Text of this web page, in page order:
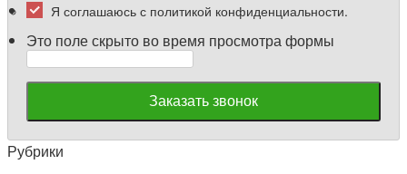
Я соглашаюсь с политикой конфиденциальности.
Это поле скрыто во время просмотра формы
Рубрики